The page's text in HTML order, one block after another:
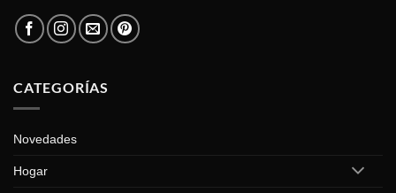
CATEGORÍAS
Novedades
Hogar